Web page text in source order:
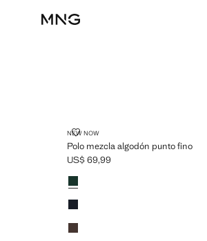
NEW NOW
Polo mezcla algodón punto fino
POLO MEZCLA ALGODÓN
Precio actual [US$ 69,99 ]
US$ 69,99
Colores
Verde billar
Azul marino
Marrón